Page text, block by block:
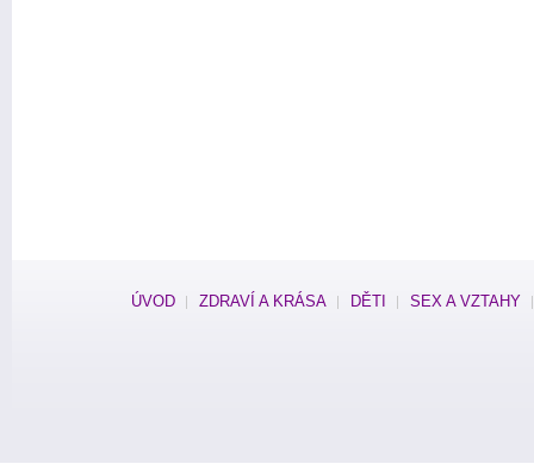
ÚVOD ZDRAVÍ A KRÁSA DĚTI SEX A VZTAHY